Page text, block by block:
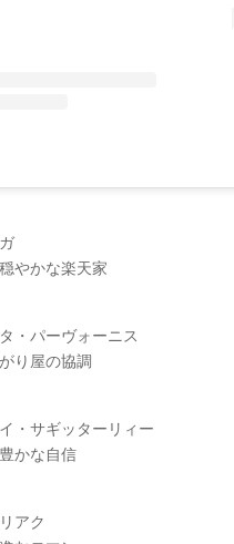
やかな楽天家
・パーヴォーニス
り屋の協調
・サギッターリィー
かな自信
アク